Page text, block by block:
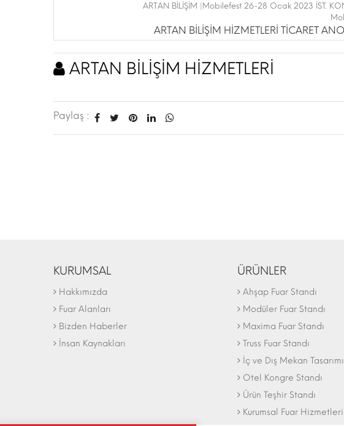
ARTAN BİLİŞİM |Mobilefest 26-28 Ocak 2023 İST.
ARTAN BİLİŞİM HİZMETLERİ TİCARET
ARTAN BİLİŞİM HİZMETLERİ
Paylaş :
KURUMSAL
Hakkımızda
Fuar Alanları
Bizden Haberler
İnsan Kaynakları
ÜRÜNLER
Ahşap Fuar Standı
Modüler Fuar Standı
Maxima Fuar Standı
Truss Fuar Standı
İç ve Dış Mekan Tasarımı
Otel Kongre Standı
Ürün Teşhir Standı
Kurumsal Fuar Hizmetleri